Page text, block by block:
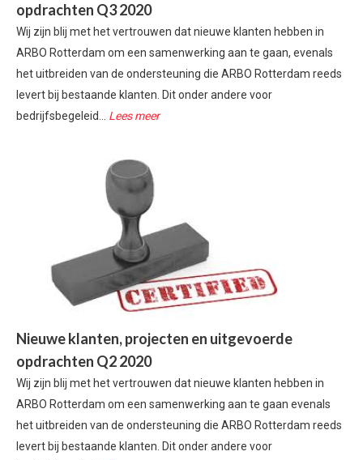
opdrachten Q3 2020
Wij zijn blij met het vertrouwen dat nieuwe klanten hebben in
ARBO Rotterdam om een samenwerking aan te gaan, evenals
het uitbreiden van de ondersteuning die ARBO Rotterdam reeds
levert bij bestaande klanten. Dit onder andere voor
bedrijfsbegeleid... Lees meer
Nieuwe klanten, projecten en uitgevoerde
opdrachten Q2 2020
Wij zijn blij met het vertrouwen dat nieuwe klanten hebben in
ARBO Rotterdam om een samenwerking aan te gaan evenals
het uitbreiden van de ondersteuning die ARBO Rotterdam reeds
levert bij bestaande klanten. Dit onder andere voor